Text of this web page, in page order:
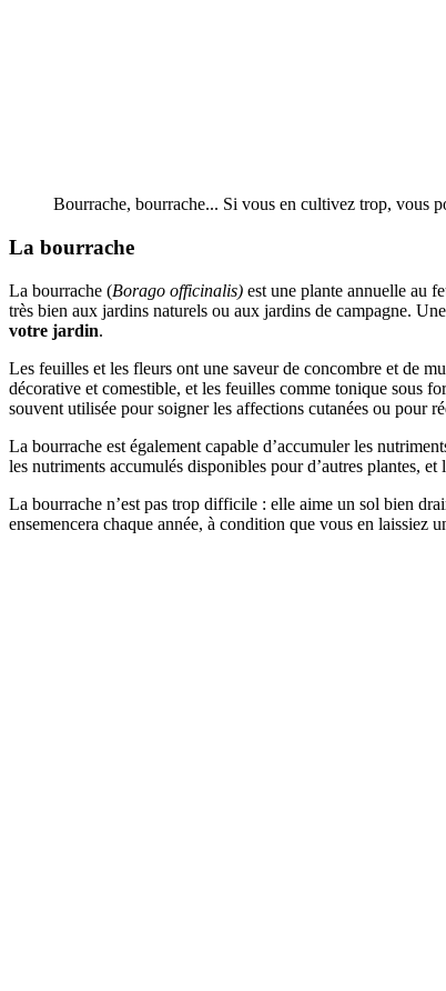
Bourrache, bourrache... Si vous en cultivez trop, vous
La bourrache
La bourrache (Borago officinalis) est une plante annuelle au
très bien aux jardins naturels ou aux jardins de campagne.
votre jardin.
Les feuilles et les fleurs ont une saveur de concombre et de
décorative et comestible, et les feuilles comme tonique sous
souvent utilisée pour soigner les affections cutanées ou pour
La bourrache est également capable d’accumuler les
les nutriments accumulés disponibles pour d’autres plantes,
La bourrache n’est pas trop difficile : elle aime un sol bien
ensemencera chaque année, à condition que vous en laissiez